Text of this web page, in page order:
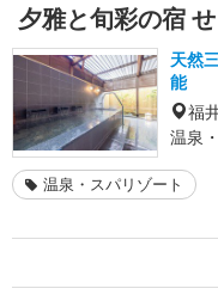
夕雅と旬彩の宿
天然
能
福
温泉
温泉・スパリゾート